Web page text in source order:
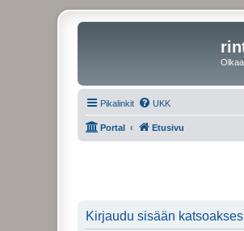
Pikalinkit UKK
Portal Etusivu
Kirjaudu sisään